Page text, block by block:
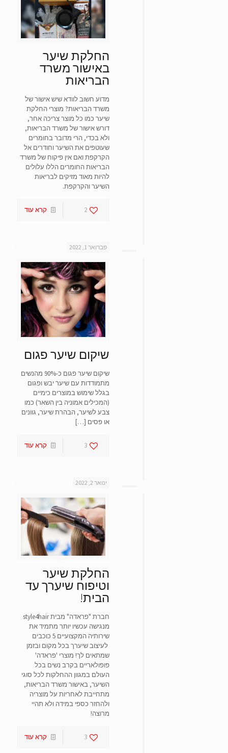
אפס
האפשרויות
החלקת שיער
באישור משרד
הבריאות
מדוע חשוב לוודא שיש אישור של
משרד הבריאות? מוצרי החלקת
שיער כמו כל מוצר צריכה אחר,
דורש אישור של משרד הבריאות,
ולא בכדי, הרי מדובר בחומרים
שעוטפים את השיער וחודרים אל
הקרקפת ואם אין פיקוח של משרד
הבריאות החומרים הללו עלולים
להיות מאוד מזיקים לבריאות
השיער והקרקפת.
2 קרא עוד
פברואר 1, 2022
שיקום שיער פגום
שיקום שיער פגום כ-90% מהנשים
מתמודדות עם שיער יבש ופגום
בגלל שימוש במוצרים כימיים
(המכילים אמוניה בין השאר) כמו
צבע לשיער, הבהרת שיער, גוונים
או פסים […]
3 קרא עוד
ינואר 2, 2022
החלקת שיער
וטיפוח שיערך עד
הבית!
חברת "פראדה" מבית style4hair
מנגישה עכשיו יותר מתמיד את
שירותיה המקצועיים 5 כוכבים
לעיצוב שיערך בכל מקום ובזמן
שמתאים לך! מוצרי 'פראדה'
פופולאריים בקרב נשים בכל
העולם במגוון ההחלקות לכל סוגי
השיער, באישור משרד הבריאות,
מתחייבת לאחריות על מוצריה
ולהחזר כספי במידה ולא תהיי
מרוצה!
3 קרא עוד